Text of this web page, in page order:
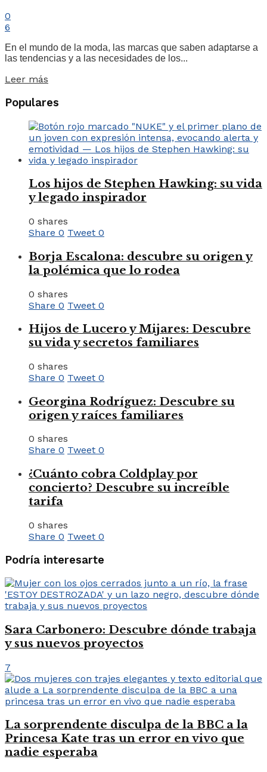
0
6
En el mundo de la moda, las marcas que saben adaptarse a
las tendencias y a las necesidades de los...
Leer más
Populares
Los hijos de Stephen Hawking: su vida
y legado inspirador
0 shares
Share 0 Tweet 0
Borja Escalona: descubre su origen y
la polémica que lo rodea
0 shares
Share 0 Tweet 0
Hijos de Lucero y Mijares: Descubre
su vida y secretos familiares
0 shares
Share 0 Tweet 0
Georgina Rodríguez: Descubre su
origen y raíces familiares
0 shares
Share 0 Tweet 0
¿Cuánto cobra Coldplay por
concierto? Descubre su increíble
tarifa
0 shares
Share 0 Tweet 0
Podría interesarte
Sara Carbonero: Descubre dónde trabaja
y sus nuevos proyectos
7
La sorprendente disculpa de la BBC a la
Princesa Kate tras un error en vivo que
nadie esperaba